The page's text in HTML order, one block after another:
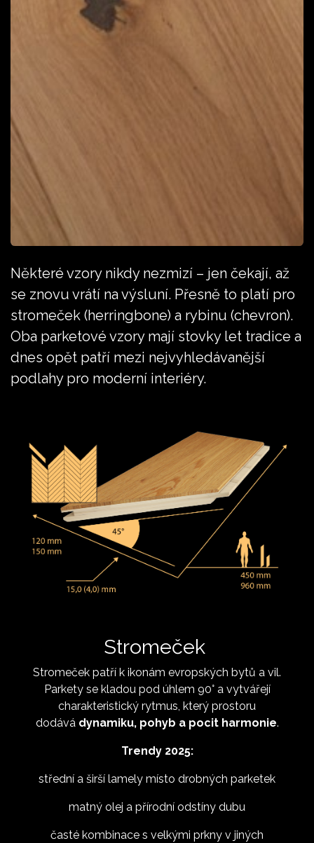
Některé vzory nikdy nezmizí – jen čekají, až
se znovu vrátí na výsluní. Přesně to platí pro
stromeček (herringbone) a rybinu (chevron).
Oba parketové vzory mají stovky let tradice a
dnes opět patří mezi nejvyhledávanější
podlahy pro moderní interiéry.
Stromeček
Stromeček patří k ikonám evropských bytů a vil.
Parkety se kladou pod úhlem 90° a vytvářejí
charakteristický rytmus, který prostoru
dodává dynamiku, pohyb a pocit harmonie.
Trendy 2025:
střední a širší lamely místo drobných parketek
matný olej a přírodní odstíny dubu
časté kombinace s velkými prkny v jiných